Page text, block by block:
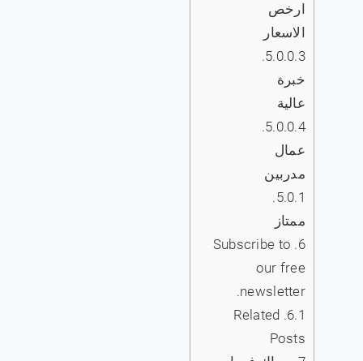
ارخص
الاسعار
5.0.0.3.
خبرة
عالية
5.0.0.4.
عمال
مدربين
5.0.1.
ممتاز
6.
Subscribe to
our free
newsletter.
6.1.
Related
Posts